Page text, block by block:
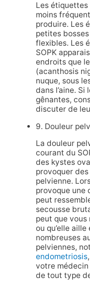
Les
moins
produire. Les
petites
flexibles. Les
SOPK
endroits que
(acanthosis
nuque, sous
dans l’aine.
gênantes,
discuter de
9. Douleur
La douleur
courant du
des kystes
provoquer
pelvienne.
provoque une
peut
secousse
peut que vous
ou qu’elle
nombreuses
pelviennes,
endometriosis
votre
de tout type